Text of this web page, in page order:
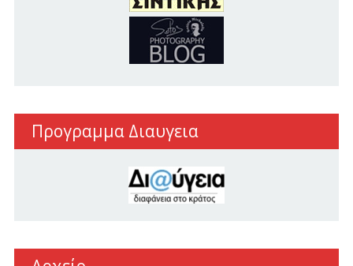
Προγραμμα Διαυγεια